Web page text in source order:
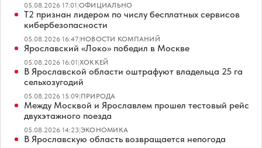
05.08.2026 17:01|ОФИЦИАЛЬНО
Т2 признан лидером по числу бесплатных сервисов
кибербезопасности
05.08.2026 16:47|НОВОСТИ КОМПАНИЙ
Ярославский «Локо» победил в Москве
05.08.2026 16:01|ХОККЕЙ
В Ярославской области оштрафуют владельца 25 га
сельхозугодий
05.08.2026 15:09|ПРИРОДА
Между Москвой и Ярославлем прошел тестовый рейс
двухэтажного поезда
05.08.2026 14:23|ЭКОНОМИКА
В Ярославскую область возвращается непогода